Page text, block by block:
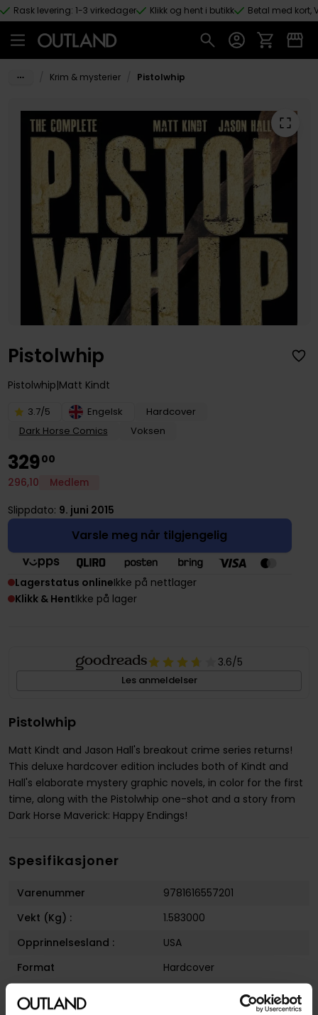
Hopp til hovedinnhold
Rask levering: 1-3 virkedager Klikk og hent i butikk Betal med kort,
Krim & mysterier Pistolwhip
Pistolwhip
Pistolwhip Matt Kindt
3.7/5 Engelsk
Hardcover
Dark Horse Comics
Voksen
32900
296,10 Medlem
Slippdato: 9. juni 2015
Varsle meg når tilgjengelig
Lagerstatus onlineIkke på nettlager
Klikk & HentIkke på lager
3.6/5
Les anmeldelser
Pistolwhip
Matt Kindt and Jason Hall's breakout crime series returns!
This deluxe hardcover edition includes both of Kindt and
Hall's elaborate mystery graphic novels, in color for the first
time, along with the Pistolwhip one-shot and a story from
Dark Horse Maverick: Happy Endings!
Spesifikasjoner
Varenummer
9781616557201
Vekt (Kg) :
1.583000
Opprinnelsesland :
USA
Format
Hardcover